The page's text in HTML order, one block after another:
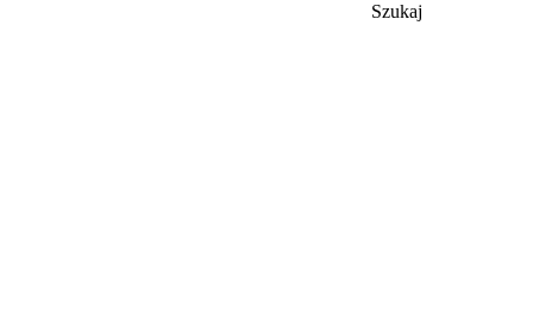
Szukaj